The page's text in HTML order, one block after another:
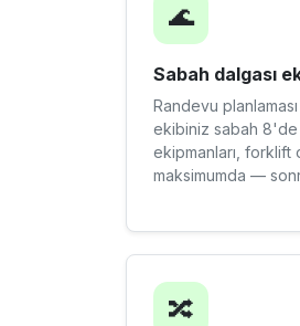
🌊
Sabah dalgası
Randevu planlaması
ekibiniz sabah 8'de
ekipmanları, forklift
maksimumda —
🔀